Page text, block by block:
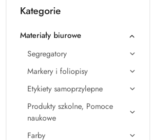
Kategorie
Materiały biurowe
Segregatory
Markery i foliopisy
Etykiety samoprzylepne
Produkty szkolne, Pomoce
naukowe
Farby